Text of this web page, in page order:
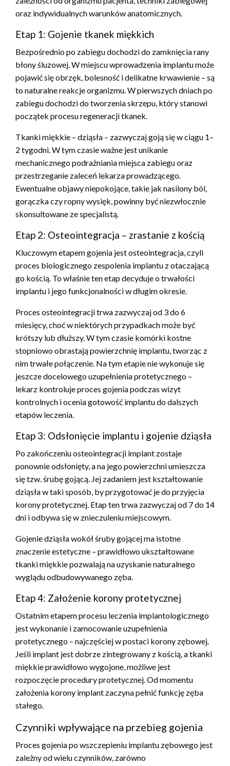
oraz indywidualnych warunków anatomicznych.
Etap 1: Gojenie tkanek miękkich
Bezpośrednio po zabiegu dochodzi do zamknięcia rany
błony śluzowej. W miejscu wprowadzenia implantu może
pojawić się obrzęk, bolesność i delikatne krwawienie – są
to naturalne reakcje organizmu. W pierwszych dniach po
zabiegu dochodzi do tworzenia skrzepu, który stanowi
początek procesu regeneracji tkanek.
Tkanki miękkie – dziąsła – zazwyczaj goją się w ciągu 1–
2 tygodni. W tym czasie ważne jest unikanie
mechanicznego podrażniania miejsca zabiegu oraz
przestrzeganie zaleceń lekarza prowadzącego.
Ewentualne objawy niepokojące, takie jak nasilony ból,
gorączka czy ropny wysięk, powinny być niezwłocznie
skonsultowane ze specjalistą.
Etap 2: Osteointegracja – zrastanie z kością
Kluczowym etapem gojenia jest osteointegracja, czyli
proces biologicznego zespolenia implantu z otaczającą
go kością. To właśnie ten etap decyduje o trwałości
implantu i jego funkcjonalności w długim okresie.
Proces osteointegracji trwa zazwyczaj od 3 do 6
miesięcy, choć w niektórych przypadkach może być
krótszy lub dłuższy. W tym czasie komórki kostne
stopniowo obrastają powierzchnię implantu, tworząc z
nim trwałe połączenie. Na tym etapie nie wykonuje się
jeszcze docelowego uzupełnienia protetycznego –
lekarz kontroluje proces gojenia podczas wizyt
kontrolnych i ocenia gotowość implantu do dalszych
etapów leczenia.
Etap 3: Odsłonięcie implantu i gojenie dziąsła
Po zakończeniu osteointegracji implant zostaje
ponownie odsłonięty, a na jego powierzchni umieszcza
się tzw. śrubę gojącą. Jej zadaniem jest kształtowanie
dziąsła w taki sposób, by przygotować je do przyjęcia
korony protetycznej. Etap ten trwa zazwyczaj od 7 do 14
dni i odbywa się w znieczuleniu miejscowym.
Gojenie dziąsła wokół śruby gojącej ma istotne
znaczenie estetyczne – prawidłowo ukształtowane
tkanki miękkie pozwalają na uzyskanie naturalnego
wyglądu odbudowywanego zęba.
Etap 4: Założenie korony protetycznej
Ostatnim etapem procesu leczenia implantologicznego
jest wykonanie i zamocowanie uzupełnienia
protetycznego – najczęściej w postaci korony zębowej.
Jeśli implant jest dobrze zintegrowany z kością, a tkanki
miękkie prawidłowo wygojone, możliwe jest
rozpoczęcie procedury protetycznej. Od momentu
założenia korony implant zaczyna pełnić funkcję zęba
stałego.
Czynniki wpływające na przebieg gojenia
Proces gojenia po wszczepieniu implantu zębowego jest
zależny od wielu czynników, zarówno